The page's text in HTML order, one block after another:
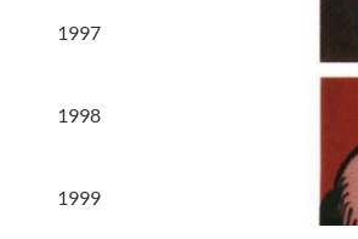
1997
1998
1999